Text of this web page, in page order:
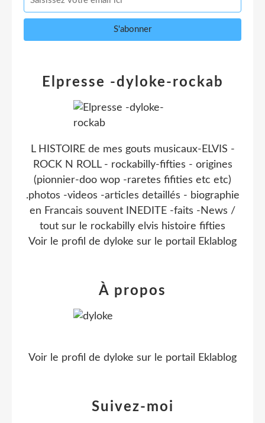
Elpresse -dyloke-rockab
L HISTOIRE de mes gouts musicaux-ELVIS -
ROCK N ROLL - rockabilly-fifties - origines
(pionnier-doo wop -raretes fifities etc etc)
.photos -videos -articles detaillés - biographie
en Francais souvent INEDITE -faits -News /
tout sur le rockabilly elvis histoire fifties
Voir le profil de dyloke sur le portail Eklablog
Suivez-moi
À propos
Voir le profil de dyloke sur le portail Eklablog